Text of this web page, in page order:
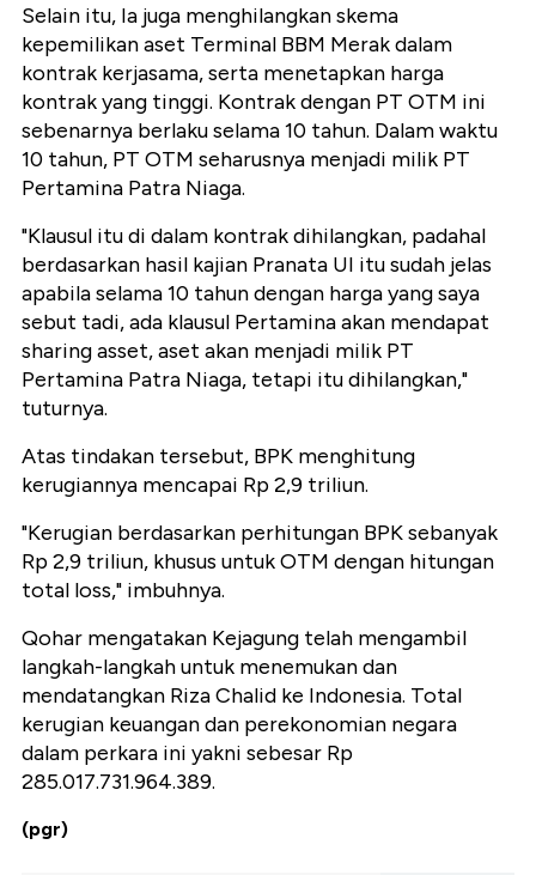
Selain itu, Ia juga menghilangkan skema
kepemilikan aset Terminal BBM Merak dalam
kontrak kerjasama, serta menetapkan harga
kontrak yang tinggi. Kontrak dengan PT OTM ini
sebenarnya berlaku selama 10 tahun. Dalam waktu
10 tahun, PT OTM seharusnya menjadi milik PT
Pertamina Patra Niaga.
"Klausul itu di dalam kontrak dihilangkan, padahal
berdasarkan hasil kajian Pranata UI itu sudah jelas
apabila selama 10 tahun dengan harga yang saya
sebut tadi, ada klausul Pertamina akan mendapat
sharing asset, aset akan menjadi milik PT
Pertamina Patra Niaga, tetapi itu dihilangkan,"
tuturnya.
Atas tindakan tersebut, BPK menghitung
kerugiannya mencapai Rp 2,9 triliun.
"Kerugian berdasarkan perhitungan BPK sebanyak
Rp 2,9 triliun, khusus untuk OTM dengan hitungan
total loss," imbuhnya.
Qohar mengatakan Kejagung telah mengambil
langkah-langkah untuk menemukan dan
mendatangkan Riza Chalid ke Indonesia. Total
kerugian keuangan dan perekonomian negara
dalam perkara ini yakni sebesar Rp
285.017.731.964.389.
(pgr)